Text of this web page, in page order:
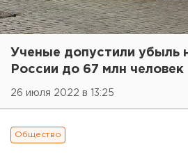
Ученые допустили убыль
России до 67 млн человек
26 июля 2022 в 13:25
Общество